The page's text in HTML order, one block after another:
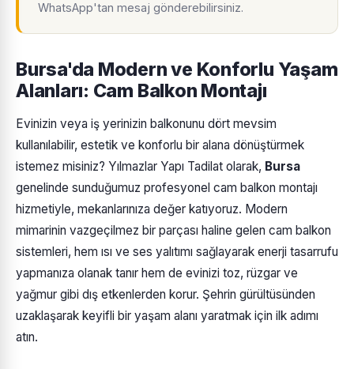
WhatsApp'tan mesaj gönderebilirsiniz.
Bursa'da Modern ve Konforlu Yaşam
Alanları: Cam Balkon Montajı
Evinizin veya iş yerinizin balkonunu dört mevsim
kullanılabilir, estetik ve konforlu bir alana dönüştürmek
istemez misiniz? Yılmazlar Yapı Tadilat olarak, Bursa
genelinde sunduğumuz profesyonel cam balkon montajı
hizmetiyle, mekanlarınıza değer katıyoruz. Modern
mimarinin vazgeçilmez bir parçası haline gelen cam balkon
sistemleri, hem ısı ve ses yalıtımı sağlayarak enerji tasarrufu
yapmanıza olanak tanır hem de evinizi toz, rüzgar ve
yağmur gibi dış etkenlerden korur. Şehrin gürültüsünden
uzaklaşarak keyifli bir yaşam alanı yaratmak için ilk adımı
atın.